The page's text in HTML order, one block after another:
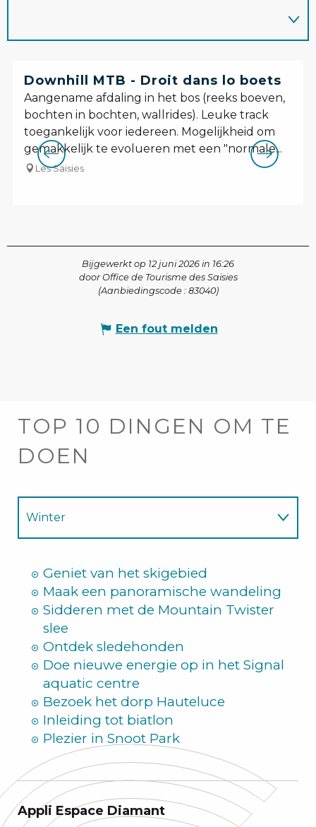
Downhill MTB - Droit dans lo boets
Aangename afdaling in het bos (reeks boeven,
bochten in bochten, wallrides). Leuke track
toegankelijk voor iedereen. Mogelijkheid om
gemakkelijk te evolueren met een "normale...
Les Saisies
Bijgewerkt op 12 juni 2026 in 16:26
door Office de Tourisme des Saisies
(Aanbiedingscode : 83040)
Een fout melden
TOP 10 DINGEN OM TE
DOEN
Winter
Geniet van het skigebied
Maak een panoramische wandeling
Sidderen met de Mountain Twister
slee
Ontdek sledehonden
Doe nieuwe energie op in het Signal
aquatic centre
Bezoek het dorp Hauteluce
Inleiding tot biatlon
Plezier in Snoot Park
Appli Espace Diamant